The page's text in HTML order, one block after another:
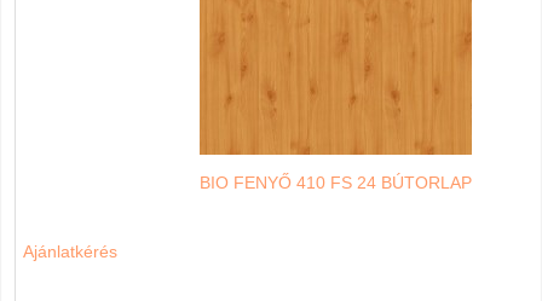
BIO FENYŐ 410 FS 24 BÚTORLAP
Ajánlatkérés